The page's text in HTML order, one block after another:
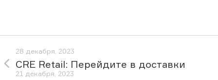
28 декабря, 2023
CRE Retail: Перейдите в доставки
21 декабря, 2023